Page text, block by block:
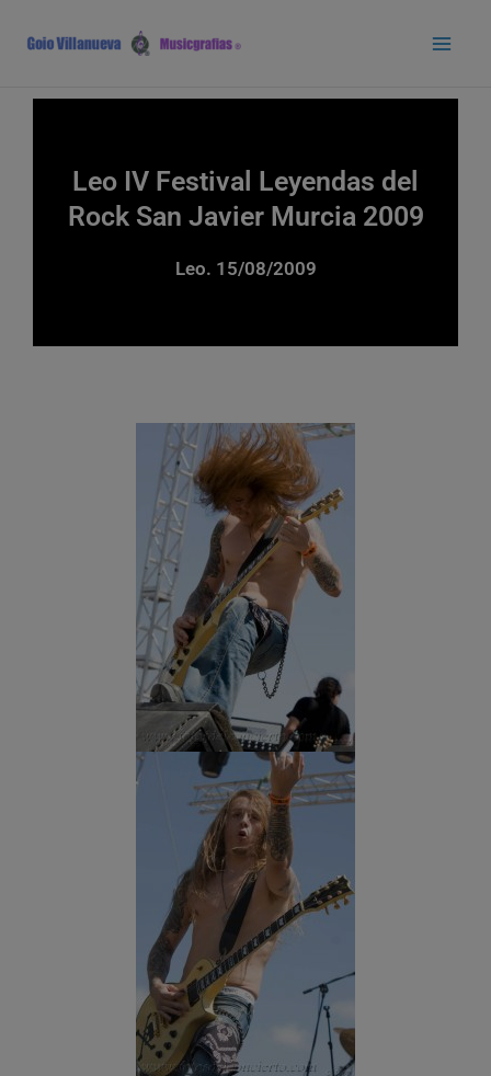
contenido
Leo IV Festival Leyendas del
Rock San Javier Murcia 2009
Leo. 15/08/2009